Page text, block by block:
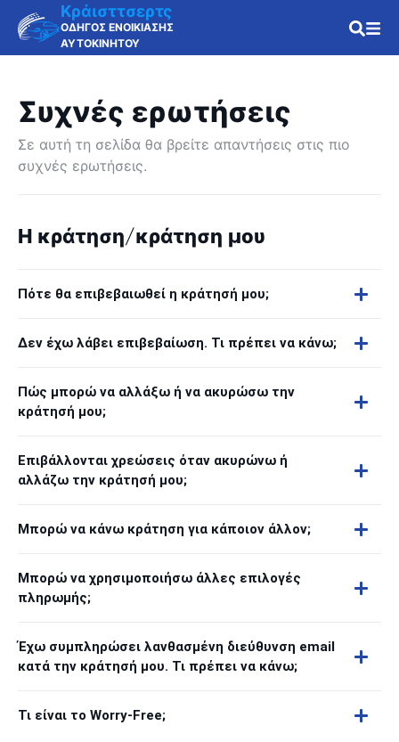
Κράισττσερτς
ΟΔΗΓΟΣ ΕΝΟΙΚΙΑΣΗΣ
ΑΥΤΟΚΙΝΗΤΟΥ
Συχνές ερωτήσεις
Σε αυτή τη σελίδα θα βρείτε απαντήσεις στις πιο
συχνές ερωτήσεις.
Η κράτηση/κράτηση μου
Πότε θα επιβεβαιωθεί η κράτησή μου;
Δεν έχω λάβει επιβεβαίωση. Τι πρέπει να κάνω;
Πώς μπορώ να αλλάξω ή να ακυρώσω την
κράτησή μου;
Επιβάλλονται χρεώσεις όταν ακυρώνω ή
αλλάζω την κράτησή μου;
Μπορώ να κάνω κράτηση για κάποιον άλλον;
Μπορώ να χρησιμοποιήσω άλλες επιλογές
πληρωμής;
Έχω συμπληρώσει λανθασμένη διεύθυνση email
κατά την κράτησή μου. Τι πρέπει να κάνω;
Τι είναι το Worry-Free;